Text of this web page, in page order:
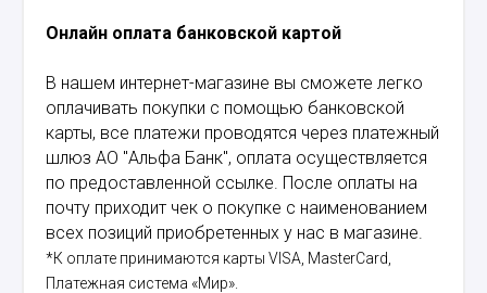
Онлайн оплата банковской картой
В нашем интернет-магазине вы сможете легко
оплачивать покупки с помощью банковской
карты, все платежи проводятся через платежный
шлюз АО "Альфа Банк", оплата осуществляется
по предоставленной ссылке. После оплаты на
почту приходит чек о покупке с наименованием
всех позиций приобретенных у нас в магазине.
*К оплате принимаются карты VISA, MasterCard,
Платежная система «Мир».